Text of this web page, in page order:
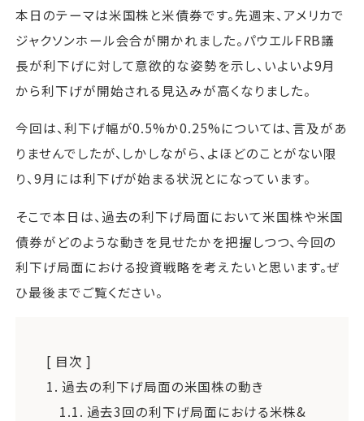
本日のテーマは米国株と米債券です。先週末、アメリカで
ジャクソンホール会合が開かれました。パウエルFRB議
長が利下げに対して意欲的な姿勢を示し、いよいよ9月
から利下げが開始される見込みが高くなりました。
今回は、利下げ幅が0.5%か0.25%については、言及があ
りませんでしたが、しかしながら、よほどのことがない限
り、9月には利下げが始まる状況とになっています。
そこで本日は、過去の利下げ局面において米国株や米国
債券がどのような動きを見せたかを把握しつつ、今回の
利下げ局面における投資戦略を考えたいと思います。ぜ
ひ最後までご覧ください。
[ 目次 ]
1. 過去の利下げ局面の米国株の動き
1.1. 過去3回の利下げ局面における米株&